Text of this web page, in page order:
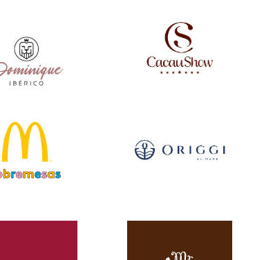
VEJA MAIS VEJA MAIS
VEJA MAIS
VEJA MAIS